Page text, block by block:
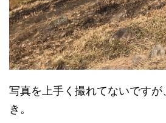
写真を上手く撮れてないです
き。